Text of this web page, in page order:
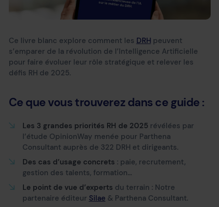
Ce livre blanc explore comment les DRH peuvent
s’emparer de la révolution de l’Intelligence Artificielle
pour faire évoluer leur rôle stratégique et relever les
défis RH de 2025.
Ce que vous trouverez dans ce guide :
Les 3 grandes priorités RH de 2025 révélées par
l’étude OpinionWay menée pour Parthena
Consultant auprès de 322 DRH et dirigeants.
Des cas d’usage concrets : paie, recrutement,
gestion des talents, formation…
Le point de vue d’experts du terrain : Notre
partenaire éditeur Silae & Parthena Consultant.